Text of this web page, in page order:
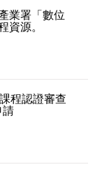
業署「數位
資源。
程認證審查
請